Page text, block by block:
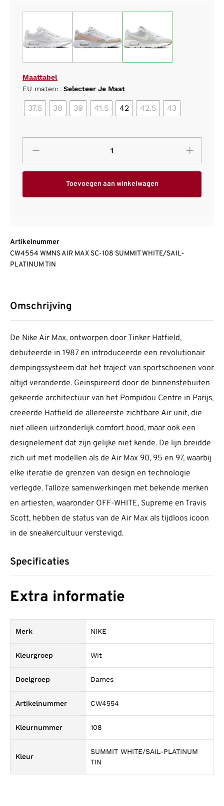
Maattabel
EU maten:
Selecteer Je Maat
37.5 38 39 41.5 42 42.5 43
Toevoegen aan winkelwagen
Artikelnummer
CW4554 WMNS AIR MAX SC-108 SUMMIT WHITE/SAIL-
PLATINUM TIN
Omschrijving
De Nike Air Max, ontworpen door Tinker Hatfield,
debuteerde in 1987 en introduceerde een revolutionair
dempingssysteem dat het traject van sportschoenen voor
altijd veranderde. Geïnspireerd door de binnenstebuiten
gekeerde architectuur van het Pompidou Centre in Parijs,
creëerde Hatfield de allereerste zichtbare Air unit, die
niet alleen uitzonderlijk comfort bood, maar ook een
designelement dat zijn gelijke niet kende. De lijn breidde
zich uit met modellen als de Air Max 90, 95 en 97, waarbij
elke iteratie de grenzen van design en technologie
verlegde. Talloze samenwerkingen met bekende merken
en artiesten, waaronder OFF-WHITE, Supreme en Travis
Scott, hebben de status van de Air Max als tijdloos icoon
in de sneakercultuur verstevigd.
Specificaties
Extra informatie
Merk NIKE
Kleurgroep Wit
Doelgroep Dames
Artikelnummer CW4554
Kleurnummer 108
Kleur
SUMMIT WHITE/SAIL-PLATINUM
TIN